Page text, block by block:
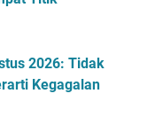
2026: Tidak
Kegagalan